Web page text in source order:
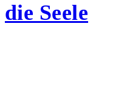
die Seele